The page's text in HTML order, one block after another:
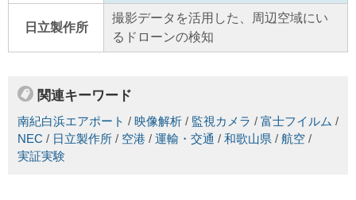
日立製作所
撮影データを活用した、周辺空域にい
るドローンの検知
関連キーワード
南紀白浜エアポート / 映像解析 / 監視カメラ / 富士フイルム /
NEC / 日立製作所 / 空港 / 運輸・交通 / 和歌山県 / 航空 /
実証実験